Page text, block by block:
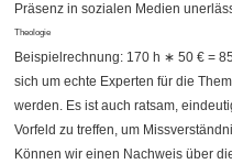
Präsenz in sozialen Medien
Theologie
Beispielrechnung: 170 h ∗ 50 € =
sich um echte Experten für die
werden. Es ist auch ratsam,
Vorfeld zu treffen, um
Können wir einen Nachweis über